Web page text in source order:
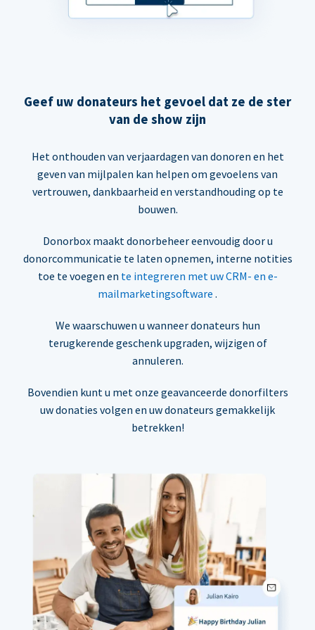
Geef uw donateurs het gevoel dat ze de ster
van de show zijn
Het onthouden van verjaardagen van donoren en het
geven van mijlpalen kan helpen om gevoelens van
vertrouwen, dankbaarheid en verstandhouding op te
bouwen.
Donorbox maakt donorbeheer eenvoudig door u
donorcommunicatie te laten opnemen, interne notities
toe te voegen en te integreren met uw CRM- en e-
mailmarketingsoftware .
We waarschuwen u wanneer donateurs hun
terugkerende geschenk upgraden, wijzigen of
annuleren.
Bovendien kunt u met onze geavanceerde donorfilters
uw donaties volgen en uw donateurs gemakkelijk
betrekken!